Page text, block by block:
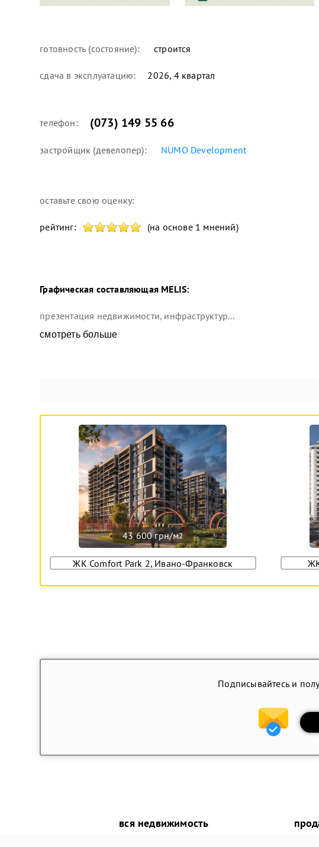
готовность (состояние): строится
сдача в эксплуатацию: 2026, 4 квартал
телефон: (073) 149 55 66
застройщик (девелопер): NUMO Development
оставьте свою оценку:
рейтинг: (на основе 1 мнений)
Графическая составляющая MELIS:
презентация недвижимости, инфраструктур...
смотреть больше
43 600 грн/м2
ЖК Comfort Park 2, Ивано-Франковск
Подписывайтесь и
вся недвижимость